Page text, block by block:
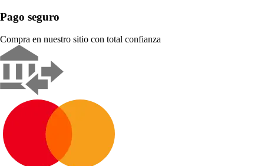
Pago seguro
Compra en nuestro sitio con total confianza